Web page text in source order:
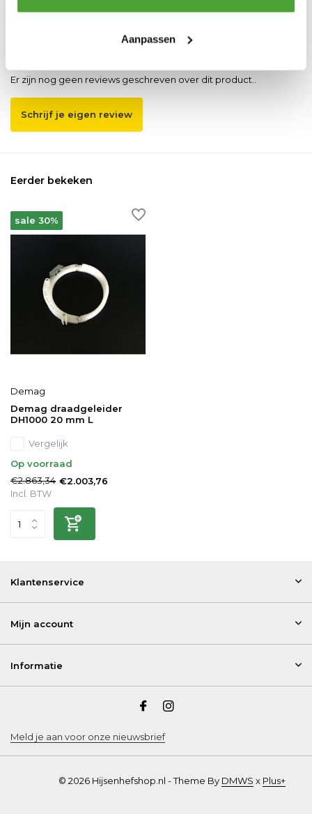
Aanpassen
Er zijn nog geen reviews geschreven over dit product..
Schrijf je eigen review
Eerder bekeken
sale 30%
Demag
Demag draadgeleider
DH1000 20 mm L
Vergelijk
Op voorraad
€2.863,34 €2.003,76
Incl. BTW
Klantenservice
Mijn account
Informatie
Meld je aan voor onze nieuwsbrief
© 2026 Hijsenhefshop.nl - Theme By DMWS x Plus+